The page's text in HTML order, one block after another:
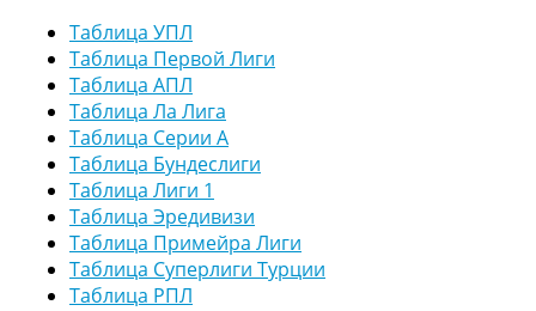
Таблица УПЛ
Таблица Первой Лиги
Таблица АПЛ
Таблица Ла Лига
Таблица Серии А
Таблица Бундеслиги
Таблица Лиги 1
Таблица Эредивизи
Таблица Примейра Лиги
Таблица Суперлиги Турции
Таблица РПЛ